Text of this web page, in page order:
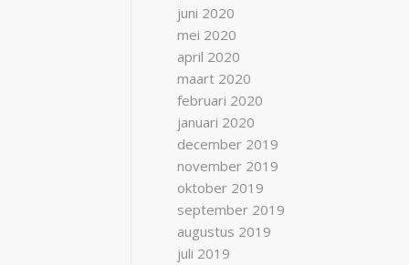
juni 2020
mei 2020
april 2020
maart 2020
februari 2020
januari 2020
december 2019
november 2019
oktober 2019
september 2019
augustus 2019
juli 2019